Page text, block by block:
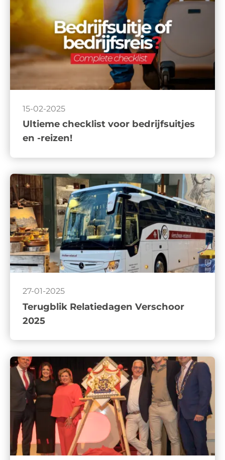
15-02-2025
Ultieme checklist voor bedrijfsuitjes
en -reizen!
27-01-2025
Terugblik Relatiedagen Verschoor
2025